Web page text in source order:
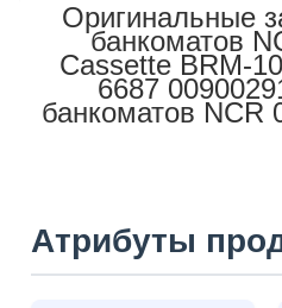
Оригинальные
банкоматов
Cassette BRM-
6687
банкоматов NCR
Атрибуты